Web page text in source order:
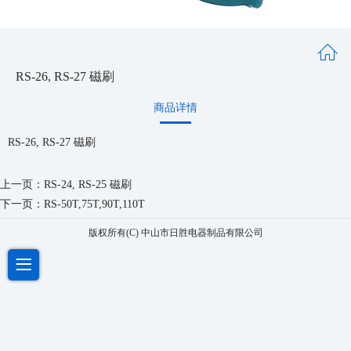
RS-26, RS-27 磁刷
商品详情
RS-26, RS-27 磁刷
上一页： RS-24, RS-25 磁刷
下一页： RS-50T,75T,90T,110T
版权所有(C) 中山市日胜电器制品有限公司